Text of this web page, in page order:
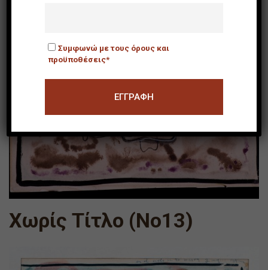
Χωρίς Τίτλο (Νο13)
Συμφωνώ με τους όρους και
προϋποθέσεις*